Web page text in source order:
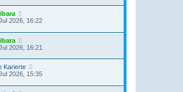
2026, 16:22
2026, 16:21
Karierte
2026, 15:35